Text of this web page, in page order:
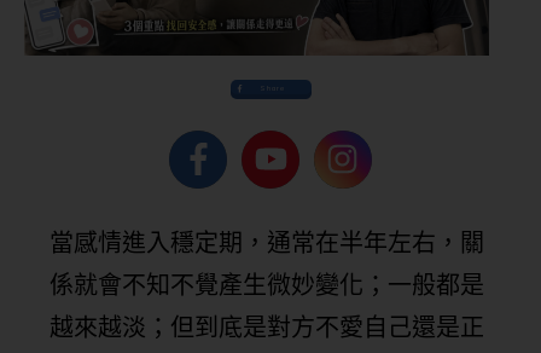
Share
當感情進入穩定期，通常在半年左右，關
係就會不知不覺產生微妙變化；一般都是
越來越淡；但到底是對方不愛自己還是正